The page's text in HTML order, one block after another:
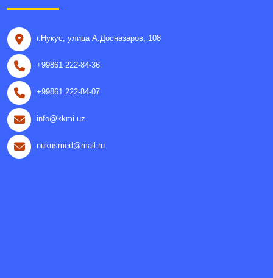
г.Нукус, улица A.Досназаров, 108
+99861 222-84-36
+99861 222-84-07
info@kkmi.uz
nukusmed@mail.ru